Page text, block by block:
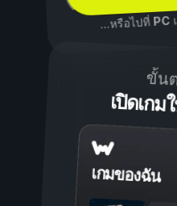
...หรือไปที่ PC
ขั้น
เปิดเก
เกมของฉัน